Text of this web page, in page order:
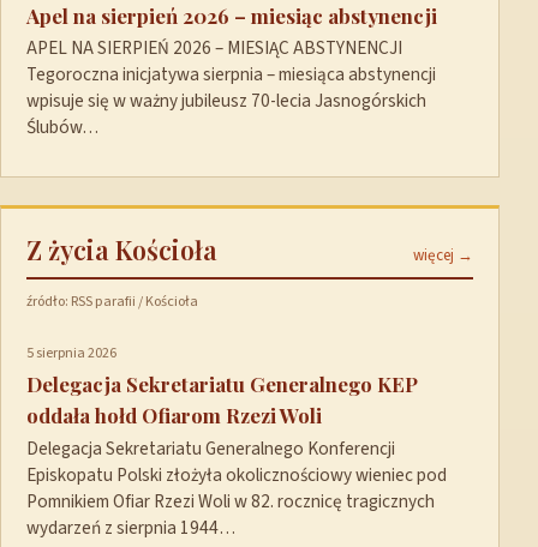
Apel na sierpień 2026 – miesiąc abstynencji
APEL NA SIERPIEŃ 2026 – MIESIĄC ABSTYNENCJI
Tegoroczna inicjatywa sierpnia – miesiąca abstynencji
wpisuje się w ważny jubileusz 70-lecia Jasnogórskich
Ślubów…
Z życia Kościoła więcej →
źródło: RSS parafii / Kościoła
5 sierpnia 2026
Delegacja Sekretariatu Generalnego KEP
oddała hołd Ofiarom Rzezi Woli
Delegacja Sekretariatu Generalnego Konferencji
Episkopatu Polski złożyła okolicznościowy wieniec pod
Pomnikiem Ofiar Rzezi Woli w 82. rocznicę tragicznych
wydarzeń z sierpnia 1944…